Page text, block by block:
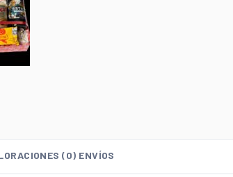
(0) ENVÍOS